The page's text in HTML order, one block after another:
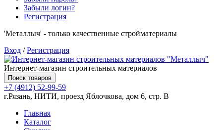
Забыли логин?
Регистрация
'Металлыч' - только качественные стройматериалы
Вход /Регистрация
Интернет-магазин строительных материалов
Поиск товаров
+7 (4912) 52-99-59
г.Рязань, НИТИ, проезд Яблочкова, дом 6, стр. В
Главная
Каталог